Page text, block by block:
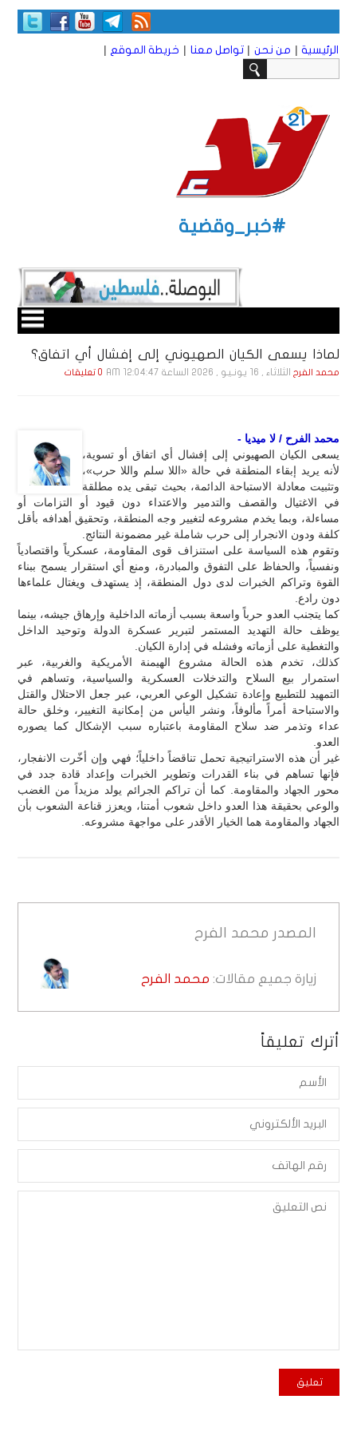
الرئيسية | من نحن | تواصل معنا | خريطة الموقع |
#خبر_وقضية
‏لماذا يسعى الكيان الصهيوني إلى إفشال أي اتفاق؟
محمد الفرح الثلاثاء , 16 يـونـيـو , 2026 الساعة 12:04:47 AM 0 تعليقات
محمد الفرح / لا ميديا -
يسعى الكيان الصهيوني إلى إفشال أي اتفاق أو تسوية،
لأنه يريد إبقاء المنطقة في حالة «اللا سلم واللا حرب»،
وتثبيت معادلة الاستباحة الدائمة، بحيث تبقى يده مطلقة
في الاغتيال والقصف والتدمير والاعتداء دون قيود أو التزامات أو
مساءلة، وبما يخدم مشروعه لتغيير وجه المنطقة، وتحقيق أهدافه بأقل
كلفة ودون الانجرار إلى حرب شاملة غير مضمونة النتائج.
وتقوم هذه السياسة على استنزاف قوى المقاومة، عسكرياً واقتصادياً
ونفسياً، والحفاظ على التفوق والمبادرة، ومنع أي استقرار يسمح ببناء
القوة وتراكم الخبرات لدى دول المنطقة، إذ يستهدف ويغتال علماءها
دون رادع.
كما يتجنب العدو حرباً واسعة بسبب أزماته الداخلية وإرهاق جيشه، بينما
يوظف حالة التهديد المستمر لتبرير عسكرة الدولة وتوحيد الداخل
والتغطية على أزماته وفشله في إدارة الكيان.
كذلك، تخدم هذه الحالة مشروع الهيمنة الأمريكية والغربية، عبر
استمرار بيع السلاح والتدخلات العسكرية والسياسية، وتساهم في
التمهيد للتطبيع وإعادة تشكيل الوعي العربي، عبر جعل الاحتلال والقتل
والاستباحة أمراً مألوفاً، ونشر اليأس من إمكانية التغيير، وخلق حالة
عداء وتذمر ضد سلاح المقاومة باعتباره سبب الإشكال كما يصوره
العدو.
غير أن هذه الاستراتيجية تحمل تناقضاً داخلياً؛ فهي وإن أخّرت الانفجار،
فإنها تساهم في بناء القدرات وتطوير الخبرات وإعداد قادة جدد في
محور الجهاد والمقاومة. كما أن تراكم الجرائم يولد مزيداً من الغضب
والوعي بحقيقة هذا العدو داخل شعوب أمتنا، ويعزز قناعة الشعوب بأن
الجهاد والمقاومة هما الخيار الأقدر على مواجهة مشروعه.
المصدر محمد الفرح
زيارة جميع مقالات: محمد الفرح
أترك تعليقاً